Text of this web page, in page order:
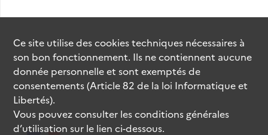
Ce site utilise descookiestechniques nécessaires à
son bon fonctionnement. Ils ne contiennent aucune
donnée personnelle et sont exemptés de
consentements (Article 82 de la loi Informatique et
Libertés).
Vous pouvez consulter les conditions générales
d’utilisation sur le lien ci-dessous.